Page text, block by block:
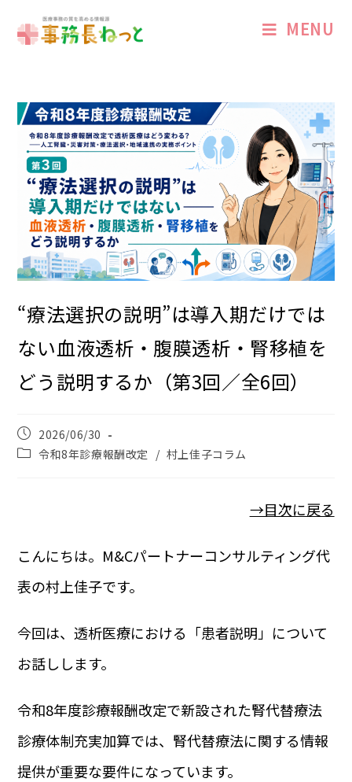
MENU
“療法選択の説明”は導入期だけでは
ない――血液透析・腹膜透析・腎移植を
どう説明するか（第3回／全6回）
2026/06/30
令和8年診療報酬改定 / 村上佳子コラム
→目次に戻る
こんにちは。M&Cパートナーコンサルティング代
表の村上佳子です。
今回は、透析医療における「患者説明」について
お話しします。
令和8年度診療報酬改定で新設された腎代替療法
診療体制充実加算では、腎代替療法に関する情報
提供が重要な要件になっています。